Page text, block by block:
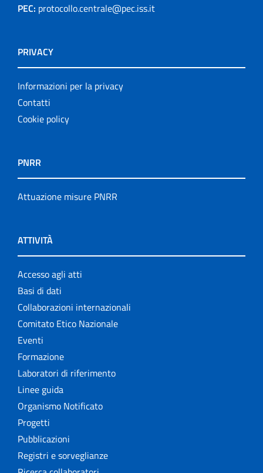
PEC: protocollo.centrale@pec.iss.it
PRIVACY
Informazioni per la privacy
Contatti
Cookie policy
PNRR
Attuazione misure PNRR
ATTIVITÀ
Accesso agli atti
Basi di dati
Collaborazioni internazionali
Comitato Etico Nazionale
Eventi
Formazione
Laboratori di riferimento
Linee guida
Organismo Notificato
Progetti
Pubblicazioni
Registri e sorveglianze